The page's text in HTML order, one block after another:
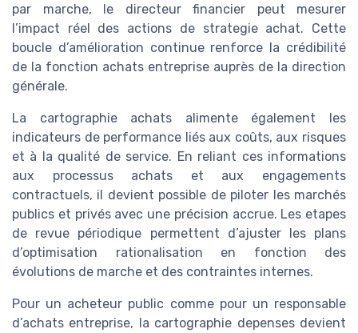
par marche, le directeur financier peut mesurer
l’impact réel des actions de strategie achat. Cette
boucle d’amélioration continue renforce la crédibilité
de la fonction achats entreprise auprès de la direction
générale.
La cartographie achats alimente également les
indicateurs de performance liés aux coûts, aux risques
et à la qualité de service. En reliant ces informations
aux processus achats et aux engagements
contractuels, il devient possible de piloter les marchés
publics et privés avec une précision accrue. Les etapes
de revue périodique permettent d’ajuster les plans
d’optimisation rationalisation en fonction des
évolutions de marche et des contraintes internes.
Pour un acheteur public comme pour un responsable
d’achats entreprise, la cartographie depenses devient